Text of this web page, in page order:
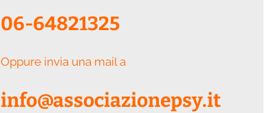
06-64821325
Oppure invia una mail a
info@associazionepsy.it